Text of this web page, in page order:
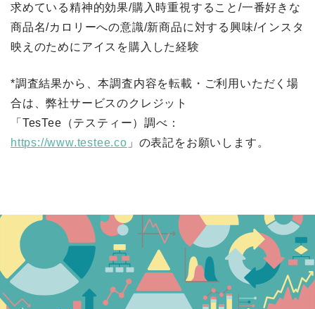
求めている精神的効果/購入時重視すること/一番好きな
商品名/カロリーへの意識/新商品に対する興味/インスタ
映えのためにアイスを購入した経験
*調査結果から、本調査内容を転載・ご利用いただく場
合は、弊社サービスのクレジット
「TesTee（テスティー）調べ：
https://www.testee.co 」の表記をお願いします。